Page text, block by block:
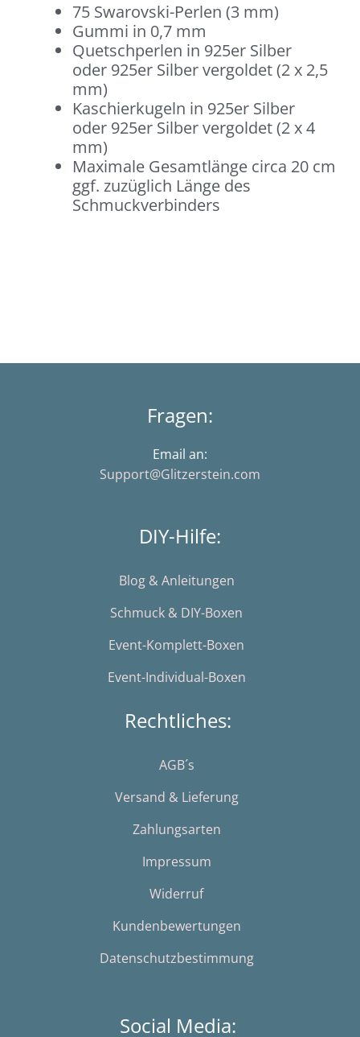
75 Swarovski-Perlen (3 mm)
Gummi in 0,7 mm
Quetschperlen in 925er Silber
oder 925er Silber vergoldet (2 x 2,5
mm)
Kaschierkugeln in 925er Silber
oder 925er Silber vergoldet (2 x 4
mm)
Maximale Gesamtlänge circa 20 cm
ggf. zuzüglich Länge des
Schmuckverbinders
Fragen:
Email an:
Support@Glitzerstein.com
DIY-Hilfe:
Blog & Anleitungen
Schmuck & DIY-Boxen
Event-Komplett-Boxen
Event-Individual-Boxen
Rechtliches:
AGB´s
Versand & Lieferung
Zahlungsarten
Impressum
Widerruf
Kundenbewertungen
Datenschutzbestimmung
Social Media: